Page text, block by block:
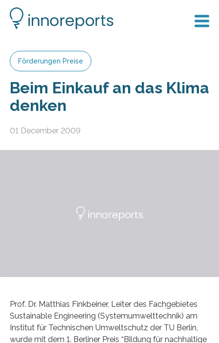
Förderungen Preise
Beim Einkauf an das Klima
denken
01 December 2009
Prof. Dr. Matthias Finkbeiner, Leiter des Fachgebietes
Sustainable Engineering (Systemumwelttechnik) am
Institut für Technischen Umweltschutz der TU Berlin,
wurde mit dem 1. Berliner Preis “Bildung für nachhaltige